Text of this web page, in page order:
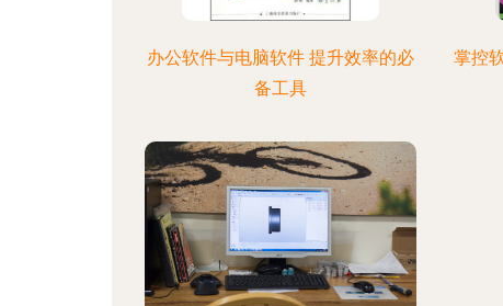
办公软件与电脑软件 提升效率的必
备工具
掌控